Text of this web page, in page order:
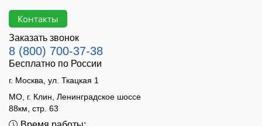
Контакты
Заказать звонок
8 (800) 700-37-38
Бесплатно по России
г. Москва, ул. Ткацкая 1
МО, г. Клин, Ленинградское шоссе
88км, стр. 63